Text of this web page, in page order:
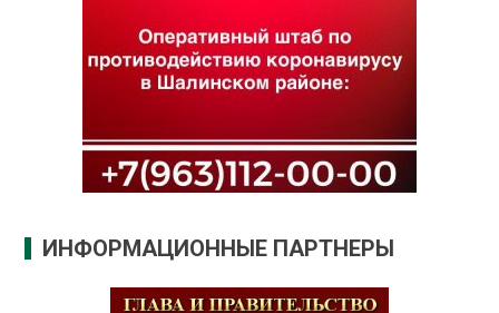
ИНФОРМАЦИОННЫЕ ПАРТНЕРЫ